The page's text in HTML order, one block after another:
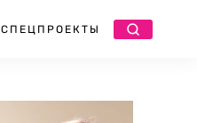
СПЕЦПРОЕКТЫ